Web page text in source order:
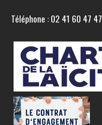
Téléphone : 02 41 60 47 47